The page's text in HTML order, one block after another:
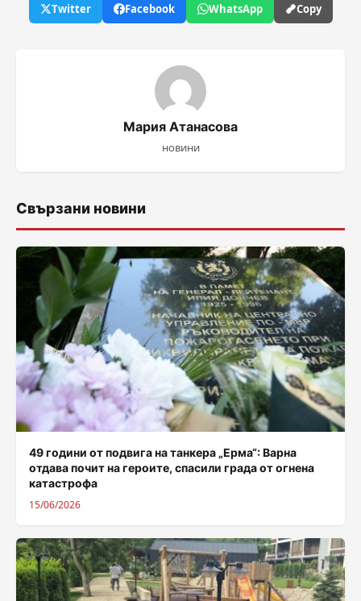
Twitter Facebook WhatsApp Copy
Мария Атанасова
новини
Свързани новини
49 години от подвига на танкера „Ерма“: Варна
отдава почит на героите, спасили града от огнена
катастрофа
15/06/2026